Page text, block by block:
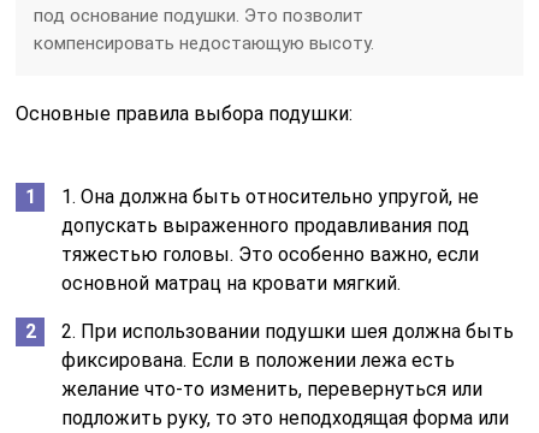
под основание подушки. Это позволит
компенсировать недостающую высоту.
Основные правила выбора подушки:
1. Она должна быть относительно упругой, не
допускать выраженного продавливания под
тяжестью головы. Это особенно важно, если
основной матрац на кровати мягкий.
2. При использовании подушки шея должна быть
фиксирована. Если в положении лежа есть
желание что-то изменить, перевернуться или
подложить руку, то это неподходящая форма или